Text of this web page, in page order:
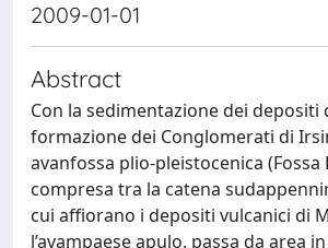
2009-01-01
Abstract
Con la sedimentazione dei depositi
formazione dei Conglomerati di
avanfossa plio-pleistocenica (Fossa
compresa tra la catena
cui affiorano i depositi vulcanici di
l’avampaese apulo, passa da area